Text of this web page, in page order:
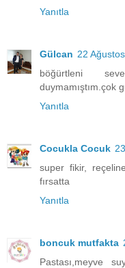
Yanıtla
Gülcan 22
böğürtleni
duymamıştım.çok
Yanıtla
Cocukla Cocuk
super fikir,
fırsatta
Yanıtla
boncuk mutfakta
Pastası,meyve